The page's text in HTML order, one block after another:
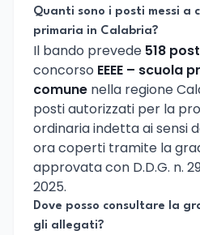
Quanti sono i posti messi a
primaria in Calabria?
Il bando prevede 518
concorso EEEE – scuola
comune nella regione
posti autorizzati per la
ordinaria indetta ai sensi
ora coperti tramite la
approvata con D.D.G. n.
2025.
Dove posso consultare la
gli allegati?